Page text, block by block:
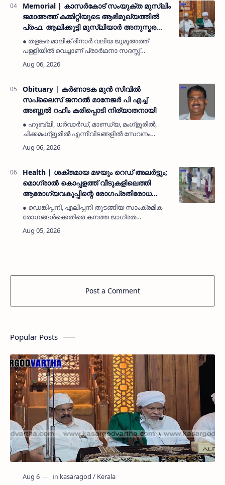
Memorial | കാസർകോട് സംയുക്ത മുസ്ലിം
ജമാഅത്ത് കമ്മിറ്റിയുടെ ആഭിമുഖ്യത്തിൽ
പ്രഫ. ആലിക്കുട്ടി മുസ്ലിയാർ അനുസ്മരണം
നടത്തി
● തളങ്കര മാലിക് ദിനാർ വലിയ ജുമുഅത്ത്
പള്ളിയിൽ വെച്ചാണ് പ്രാർഥനാ സദസ്സ്
ഒരുക്കിയത്● സമസ്ത ട്രഷറർ കൊയ്യോട് ഉമർ
മുസ്ലിയാർ പരിപാടിക്ക് നേതൃത്വം
കാസർകോട…
Obituary | കർണാടക മുൻ സിവില്‍
സപ്ലൈസ് ജനറൽ മാനേജർ പി എച്ച്
അബ്ദുൽ റഹീം കരിപ്പൊടി നിര്യാതനായി
● ഹുബ്ലി, ധർവാർഡ്, മാണ്ഡ്യ, മംഗ്ളൂരിൽ,
ചിക്കമംഗ്ളൂരിൽ എന്നിവിടങ്ങളിൽ സേവനം
അനുഷ്ഠിച്ചിട്ടുണ്ട്● മയ്യത്ത് വെള്ളിയാഴ്ച
സുബ്ഹ് നമസ്കാരത്തിന് ശേഷം തായലങ്ങാടി
Health | ശക്തമായ മഴയും റെഡ് അലർട്ടും;
മൊഗ്രാൽ കൊപ്പളത്ത് വീടുകളിലെത്തി
ആരോഗ്യവകുപ്പിന്റെ രോഗപ്രതിരോധ
ബോധവത്കരണം
● ഡെങ്കിപ്പനി, എലിപ്പനി തുടങ്ങിയ സാംക്രമിക
രോഗങ്ങൾക്കെതിരെ കനത്ത ജാഗ്രത
പാലിക്കണം● പനി ബാധിച്ചാൽ സ്വയം ചികിത്സ
ഒഴിവാക്കി സർക്കാർ ആശുപത്രികളിൽ ചികിത്സ
Post a Comment
Popular Posts